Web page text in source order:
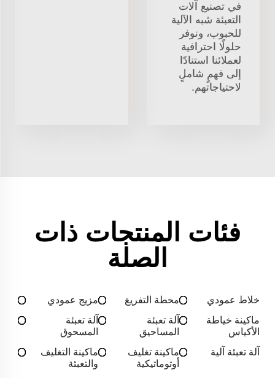
في تصنيع آلات
التعبئة شبه الآلية
للحبوب، ونوفر
حلولًا احترافية
لعملائنا استنادًا
إلى فهمٍ شاملٍ
لاحتياجاتهم.
فئات المنتجات ذات
الصلة
خلاط عمودي محطة التفريغ
مزيج عمودي
ماكينة خياطة
الأكياس
آلة تعبئة
المساحيق
آلة تعبئة
المسحوق
آلة تعبئة آلية
ماكينة تغليف
أوتوماتيكية
ماكينة التغليف
والتعبئة